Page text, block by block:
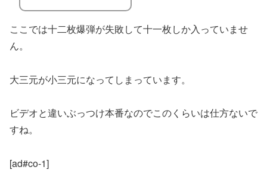
ここでは十二枚爆弾が失敗して十一枚しか入っていませ
ん。
大三元が小三元になってしまっています。
ビデオと違いぶっつけ本番なのでこのくらいは仕方ないで
すね。
[ad#co-1]